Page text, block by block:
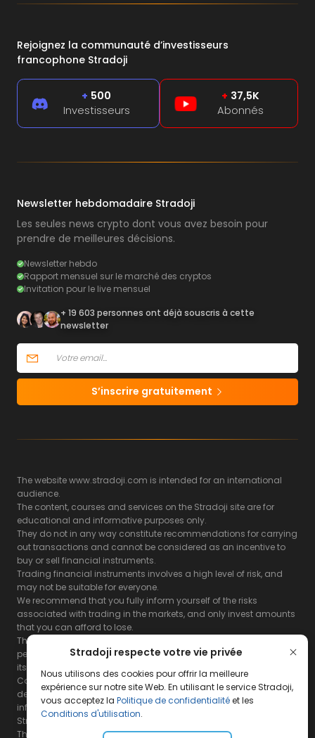
Stradoji respecte votre vie privée
Nous utilisons des cookies pour offrir la meilleure
expérience sur notre site Web. En utilisant le service Stradoji,
vous acceptez la Politique de confidentialitéet les
Conditions d'utilisation.
Rejoignez la communauté d’investisseurs
francophone Stradoji
+ 500
Investisseurs
+ 37,5K
Abonnés
Newsletter hebdomadaire Stradoji
Les seules news crypto dont vous avez besoin pour
prendre de meilleures décisions.
Newsletter hebdo
Rapport mensuel sur le marché des cryptos
Invitation pour le live mensuel
+ 19 603 personnes ont déjà souscris à cette
newsletter
S’inscrire gratuitement
The website www.stradoji.com is intended for an international
audience.
The content, courses and services on the Stradoji site are for
educational and informative purposes only.
They do not in any way constitute recommendations for carrying
out transactions and cannot be considered as an incentive to
buy or sell financial instruments.
Trading financial instruments involves a high level of risk, and
may not be suitable for everyone.
We recommend that you fully inform yourself of the risks
associated with trading in the markets, and only invest amounts
that you can afford to lose.
The Stradoji site does not guarantee the results or the
performance of products based on the information contained on
its site and its servers.
Consequently, the Stradoji site and its publishing company
decline all responsibility in the use that may be made of this
information and the consequences that may result therefrom.
Stradoji Services are not authorized for US citizens or US residents.
The full legal notices areavailable here.